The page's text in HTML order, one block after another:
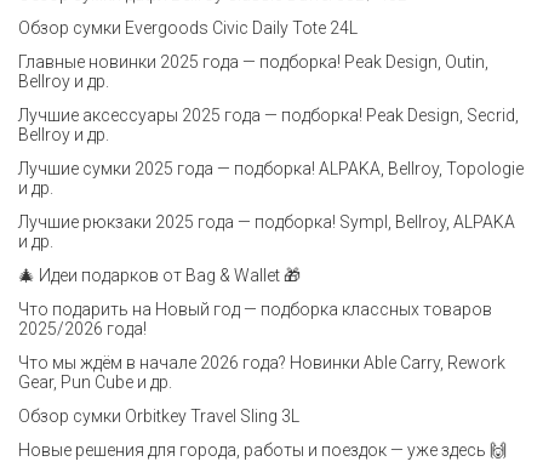
Обзор сумки Evergoods Civic Daily Tote 24L
Главные новинки 2025 года — подборка! Peak Design, Outin,
Bellroy и др.
Лучшие аксессуары 2025 года — подборка! Peak Design, Secrid,
Bellroy и др.
Лучшие сумки 2025 года — подборка! ALPAKA, Bellroy, Topologie
и др.
Лучшие рюкзаки 2025 года — подборка! Sympl, Bellroy, ALPAKA
и др.
🎄 Идеи подарков от Bag & Wallet 🎁
Что подарить на Новый год — подборка классных товаров
2025/2026 года!
Что мы ждём в начале 2026 года? Новинки Able Carry, Rework
Gear, Pun Cube и др.
Обзор сумки Orbitkey Travel Sling 3L
Новые решения для города, работы и поездок — уже здесь 🙌